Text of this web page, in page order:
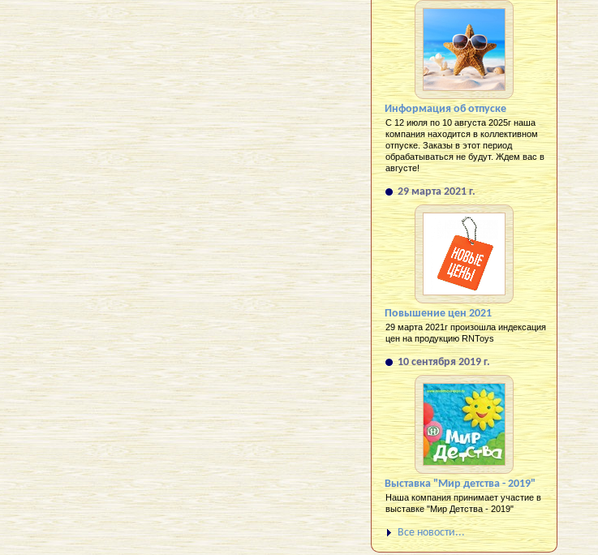
Информация об отпуске
С 12 июля по 10 августа 2025г наша
компания находится в коллективном
отпуске. Заказы в этот период
обрабатываться не будут. Ждем вас в
августе!
29 марта 2021 г.
Повышение цен 2021
29 марта 2021г произошла индексация
цен на продукцию RNToys
10 сентября 2019 г.
Выставка "Мир детства - 2019"
Наша компания принимает участие в
выставке "Мир Детства - 2019"
Все новости...